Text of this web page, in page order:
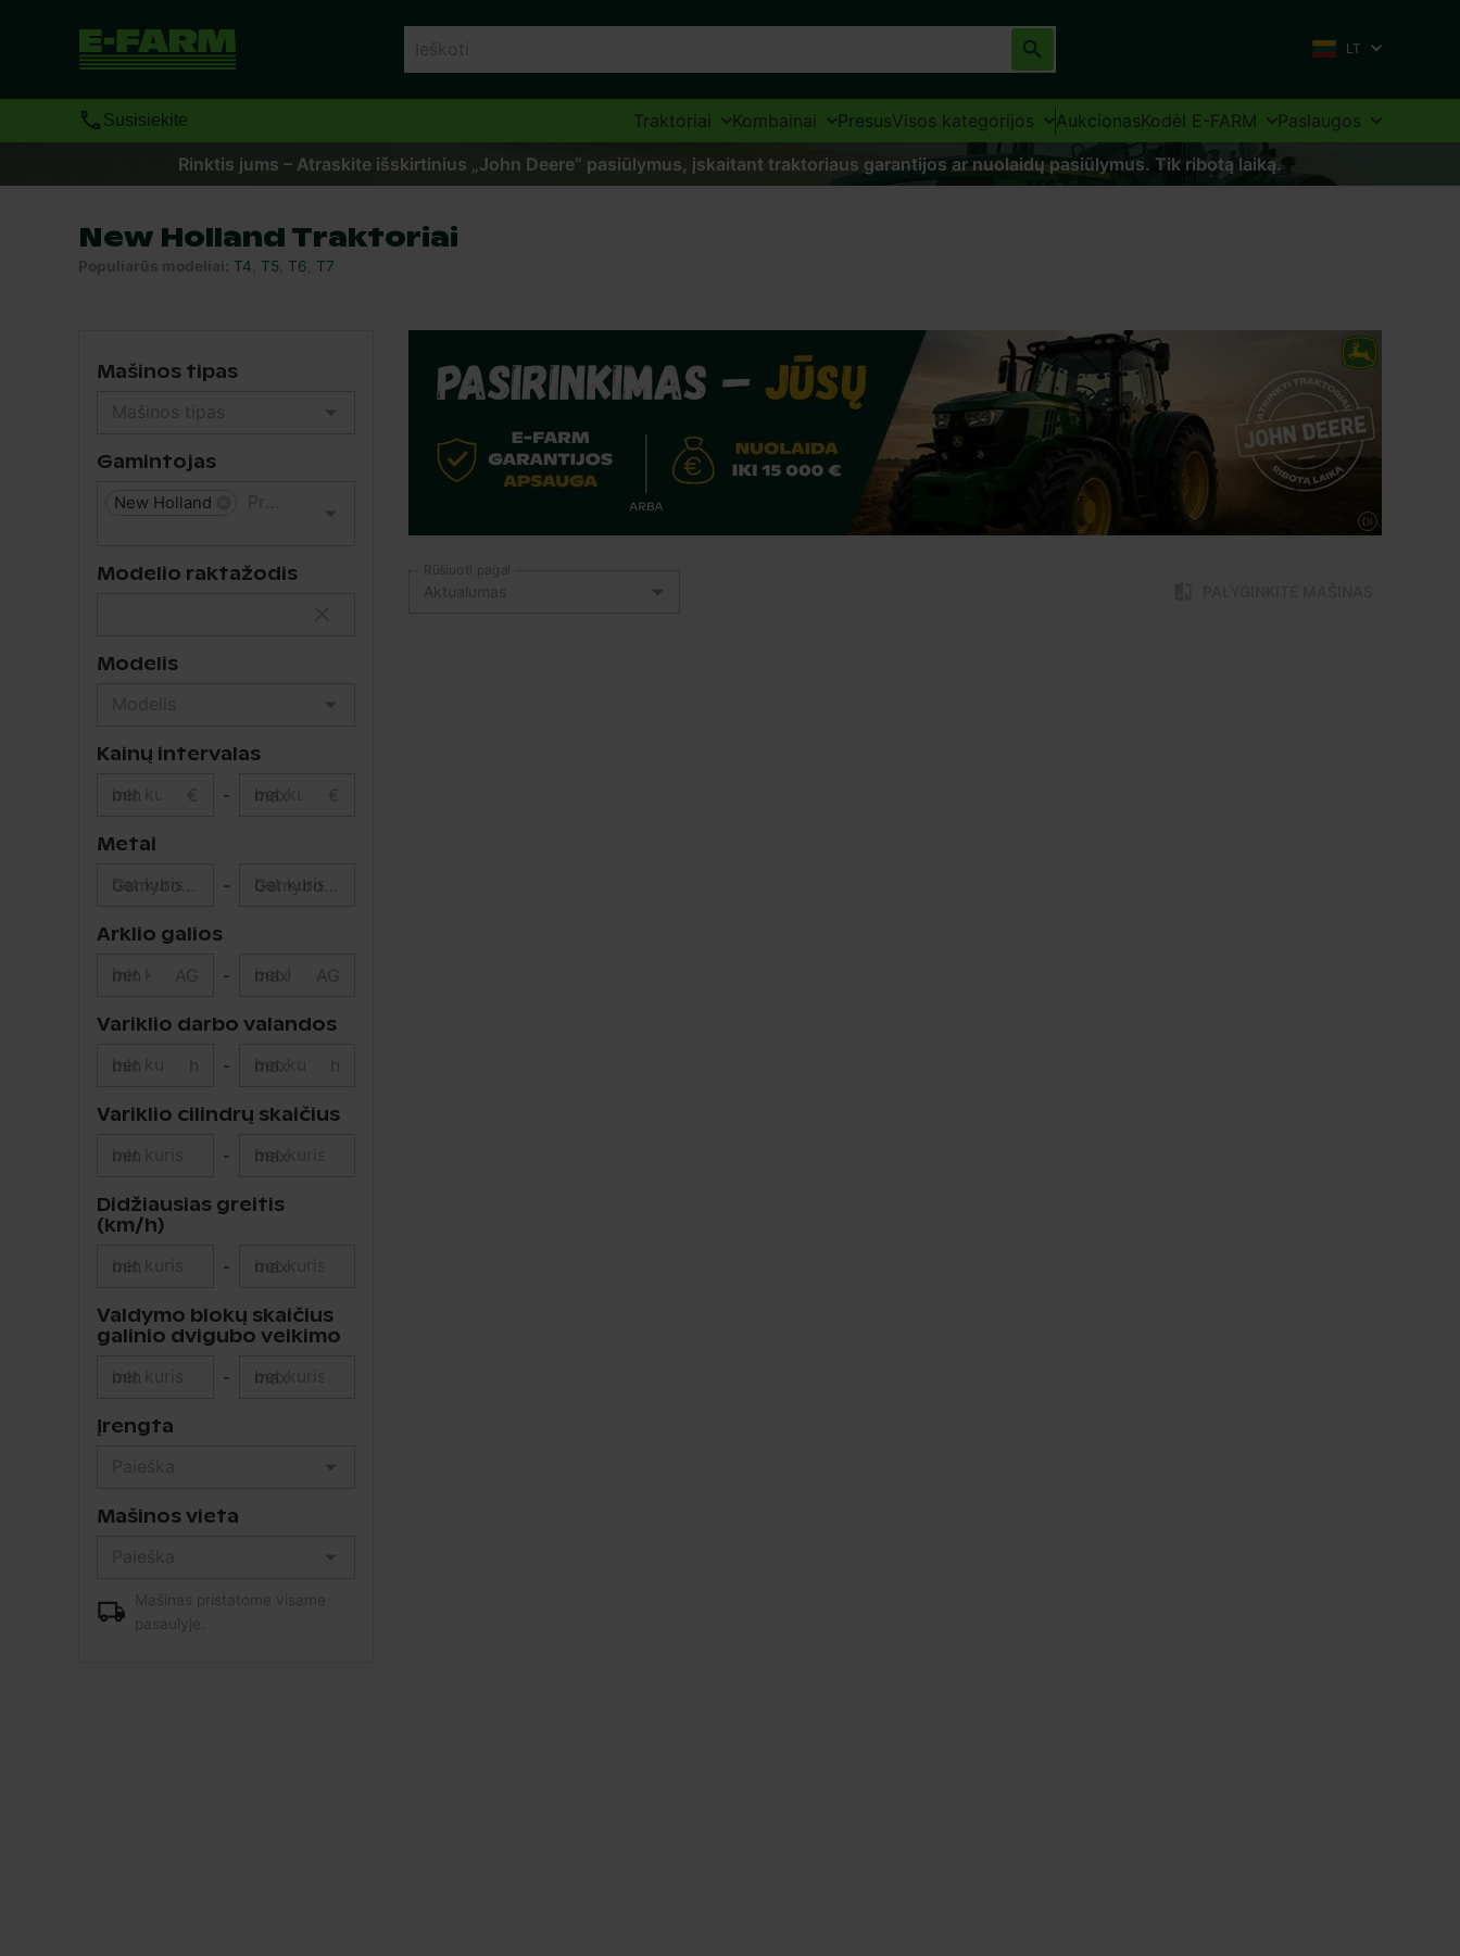
LT
Susisiekite Traktoriai Kombainai PresusVisos kategorijos AukcionasKodėl E-FARM
Paslaugos
Rinktis jums – Atraskite išskirtinius „John Deere“ pasiūlymus, įskaitant traktoriaus garantijos ar nuolaidų pasiūlymus. Tik ribotą laiką.
New Holland Traktoriai
Populiarūs modeliai T4 T5 T6 T7
Mašinos tipas
Gamintojas
New Holland
Modelio raktažodis
Modelis
Kainų intervalas
min € - max €
Metai
-
Arklio galios
min AG - max AG
Variklio darbo valandos
min h - max h
Variklio cilindrų skaičius
min - max
Didžiausias greitis
(km/h)
min - max
Valdymo blokų skaičius
galinio dvigubo veikimo
min - max
Įrengta
Mašinos vieta
Mašinas pristatome visame
pasaulyje.
DI
Rūšiuoti pagal
Aktualumas